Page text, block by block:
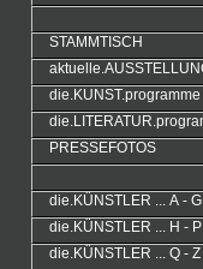
STAMMTISCH
die.KUNST.programme
PRESSEFOTOS
die.KÜNSTLER ... A - G
die.KÜNSTLER ... H - P
die.KÜNSTLER ... Q - Z